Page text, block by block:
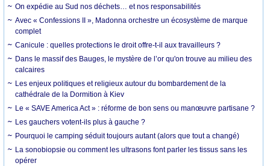
On expédie au Sud nos déchets… et nos responsabilités
Avec « Confessions II », Madonna orchestre un écosystème de marque
complet
Canicule : quelles protections le droit offre-t-il aux travailleurs ?
Dans le massif des Bauges, le mystère de l’or qu'on trouve au milieu des
calcaires
Les enjeux politiques et religieux autour du bombardement de la
cathédrale de la Dormition à Kiev
Le « SAVE America Act » : réforme de bon sens ou manœuvre partisane ?
Les gauchers votent-ils plus à gauche ?
Pourquoi le camping séduit toujours autant (alors que tout a changé)
La sonobiopsie ou comment les ultrasons font parler les tissus sans les
opérer